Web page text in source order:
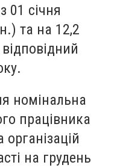
01 січня
та на 12,2
номінальна
працівника
на грудень